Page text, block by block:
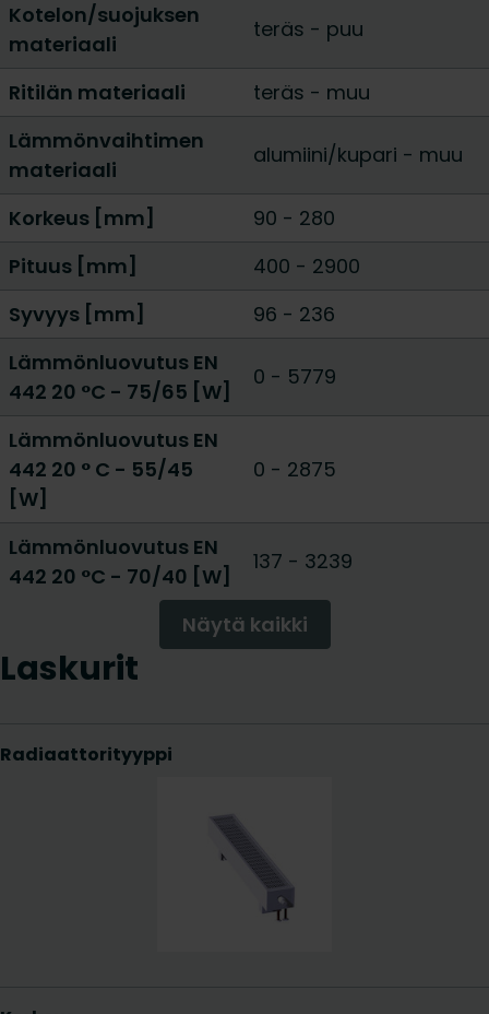
Kotelon/suojuksen
materiaali
teräs - puu
Ritilän materiaali teräs - muu
Lämmönvaihtimen
materiaali
alumiini/kupari - muu
Korkeus [mm] 90 - 280
Pituus [mm]
400 - 2900
Syvyys [mm]
96 - 236
Lämmönluovutus EN
442 20 °C - 75/65 [W]
0 - 5779
Lämmönluovutus EN
442 20 ° C - 55/45
[W]
0 - 2875
Lämmönluovutus EN
442 20 °C - 70/40 [W]
137 - 3239
Näytä kaikki
Laskurit